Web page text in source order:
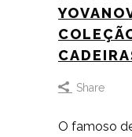
Share
O famoso